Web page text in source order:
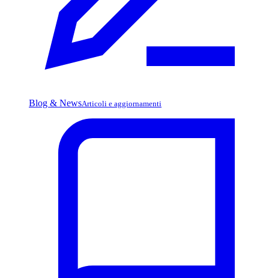
Blog & NewsArticoli e aggiornamenti